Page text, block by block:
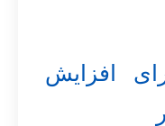
افزایش